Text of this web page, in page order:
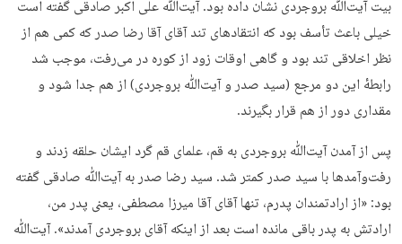
بیت آیت‌ﷲ بروجردی نشان داده بود. آیت‌ﷲ علی اکبر صادقی گفته است
خیلی باعث تأسف بود که انتقادهای تند آقای آقا رضا صدر که کمی هم از
نظر اخلاقی تند بود و گاهی اوقات زود از کوره در می‌رفت، موجب شد
رابطهٔ این دو مرجع (سید صدر و آیت‌ﷲ بروجردی) از هم جدا شود و
مقداری دور از هم قرار بگیرند.
پس از آمدن آیت‌ﷲ بروجردی به قم، علمای قم گرد ایشان حلقه زدند و
رفت‌وآمدها با سید صدر کمتر شد. سید رضا صدر به آیت‌ﷲ صادقی گفته
بود: «از ارادتمندان پدرم، تنها آقای آقا میرزا مصطفی، یعنی پدر من،
ارادتش به پدر باقی مانده است بعد از اینکه آقای بروجردی آمدند». آیت‌ﷲ